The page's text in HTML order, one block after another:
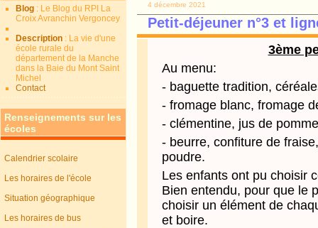
Blog : Le Blog du RPI La
Croix Avranchin Vergoncey
Description : La vie d'une
école rurale du
département de la Manche
dans la Baie du Mont Saint
Michel
Contact
Renseignements sur les
écoles
Calendrier scolaire
Les horaires de l'école
Situation géographique
Les horaires de bus
4 décembre 2021
Petit-déjeuner n°3 et
3ème
Au menu:
- baguette tradition,
- fromage blanc, fromage
- clémentine, jus de
- beurre, confiture de
poudre.
Les enfants ont pu choisir
Bien entendu, pour que le
choisir un élément de
et boire.